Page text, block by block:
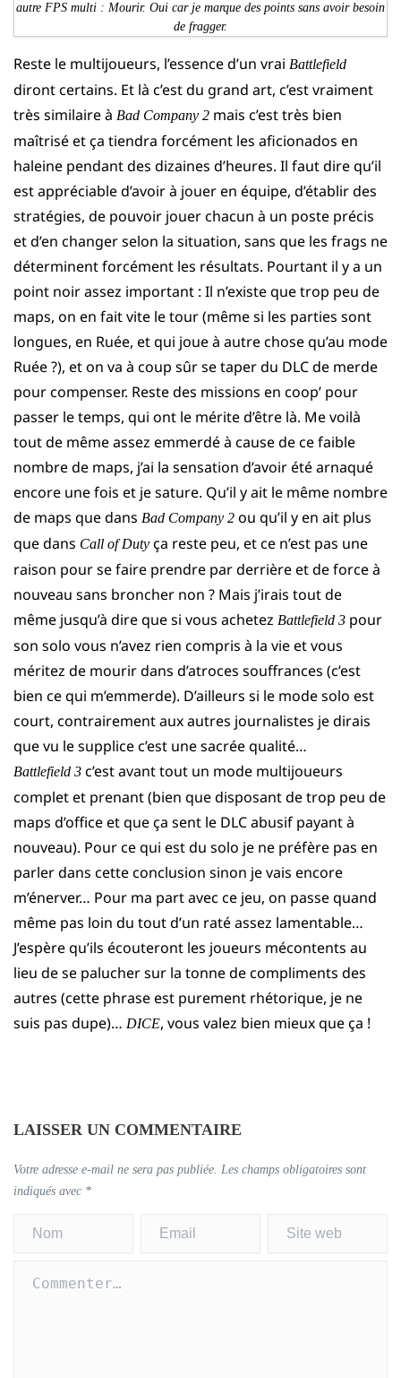
autre FPS multi : Mourir. Oui car je marque des points sans avoir besoin
de fragger.
Reste le multijoueurs, l’essence d’un vrai Battlefield
diront certains. Et là c’est du grand art, c’est vraiment
très similaire à Bad Company 2 mais c’est très bien
maîtrisé et ça tiendra forcément les aficionados en
haleine pendant des dizaines d’heures. Il faut dire qu’il
est appréciable d’avoir à jouer en équipe, d’établir des
stratégies, de pouvoir jouer chacun à un poste précis
et d’en changer selon la situation, sans que les frags ne
déterminent forcément les résultats. Pourtant il y a un
point noir assez important : Il n’existe que trop peu de
maps, on en fait vite le tour (même si les parties sont
longues, en Ruée, et qui joue à autre chose qu’au mode
Ruée ?), et on va à coup sûr se taper du DLC de merde
pour compenser. Reste des missions en coop’ pour
passer le temps, qui ont le mérite d’être là. Me voilà
tout de même assez emmerdé à cause de ce faible
nombre de maps, j’ai la sensation d’avoir été arnaqué
encore une fois et je sature. Qu’il y ait le même nombre
de maps que dans Bad Company 2 ou qu’il y en ait plus
que dans Call of Duty ça reste peu, et ce n’est pas une
raison pour se faire prendre par derrière et de force à
nouveau sans broncher non ? Mais j’irais tout de
même jusqu’à dire que si vous achetez Battlefield 3 pour
son solo vous n’avez rien compris à la vie et vous
méritez de mourir dans d’atroces souffrances (c’est
bien ce qui m’emmerde). D’ailleurs si le mode solo est
court, contrairement aux autres journalistes je dirais
que vu le supplice c’est une sacrée qualité…
Battlefield 3 c’est avant tout un mode multijoueurs
complet et prenant (bien que disposant de trop peu de
maps d’office et que ça sent le DLC abusif payant à
nouveau). Pour ce qui est du solo je ne préfère pas en
parler dans cette conclusion sinon je vais encore
m’énerver… Pour ma part avec ce jeu, on passe quand
même pas loin du tout d’un raté assez lamentable…
J’espère qu’ils écouteront les joueurs mécontents au
lieu de se palucher sur la tonne de compliments des
autres (cette phrase est purement rhétorique, je ne
suis pas dupe)… DICE, vous valez bien mieux que ça !
LAISSER UN COMMENTAIRE
Votre adresse e-mail ne sera pas publiée. Les champs obligatoires sont
indiqués avec *